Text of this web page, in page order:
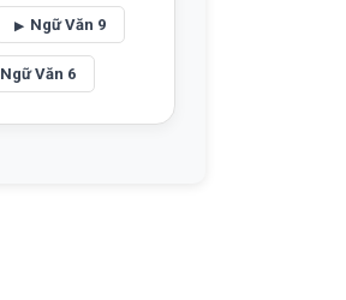
Ngữ Văn 9
Ngữ Văn 6